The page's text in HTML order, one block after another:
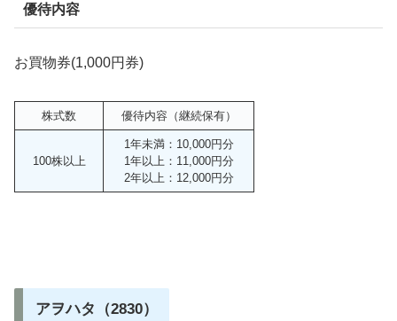
優待内容
お買物券(1,000円券)
株式数 優待内容（継続保有）
100株以上
1年未満：10,000円分
1年以上：11,000円分
2年以上：12,000円分
アヲハタ（2830）